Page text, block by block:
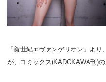
「新世紀エヴァンゲリオン」より
が、コミックス(KADOKAWA刊)の